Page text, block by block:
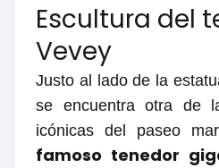
Escultura del
Vevey
Justo al lado de la
se encuentra otra de
icónicas del paseo
famoso tenedor